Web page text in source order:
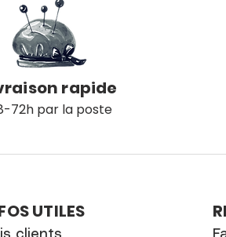
rapide
72h par la poste
UTILES